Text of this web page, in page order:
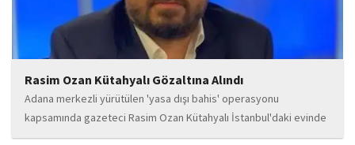
Rasim Ozan Kütahyalı Gözaltına Alındı
Adana merkezli yürütülen 'yasa dışı bahis' operasyonu
kapsamında gazeteci Rasim Ozan Kütahyalı İstanbul'daki evinde
gözaltına alındı.